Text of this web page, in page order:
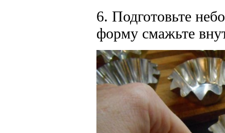
6. Подготовьте
форму смажьте